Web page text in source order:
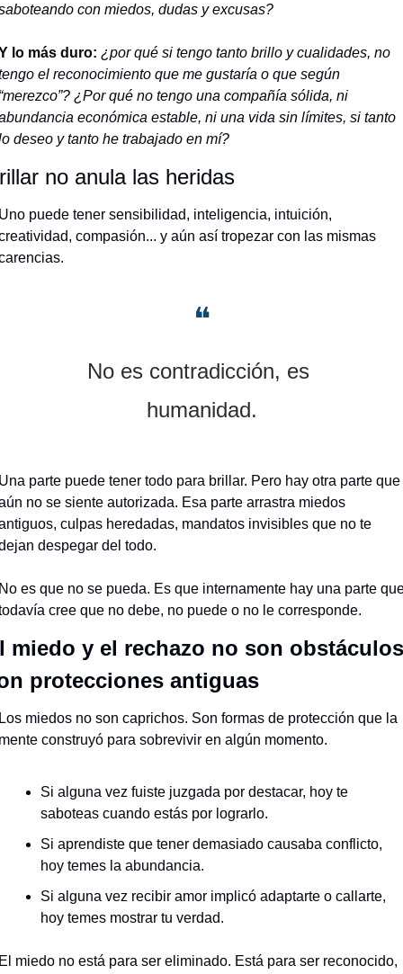
con miedos, dudas y excusas?
lo más duro: ¿por qué si tengo tanto brillo y cualidades, no
el reconocimiento que me gustaría o que según
¿Por qué no tengo una compañía sólida, ni
económica estable, ni una vida sin límites, si tanto
deseo y tanto he trabajado en mí?
no anula las heridas
puede tener sensibilidad, inteligencia, intuición,
compasión... y aún así tropezar con las mismas
❝
No es contradicción, es
humanidad.
parte puede tener todo para brillar. Pero hay otra parte que
no se siente autorizada. Esa parte arrastra miedos
culpas heredadas, mandatos invisibles que no te
despegar del todo.
es que no se pueda. Es que internamente hay una parte
cree que no debe, no puede o no le corresponde.
miedo y el rechazo no son
protecciones antiguas
miedos no son caprichos. Son formas de protección que la
construyó para sobrevivir en algún momento.
Si alguna vez fuiste juzgada por destacar, hoy te
saboteas cuando estás por lograrlo.
Si aprendiste que tener demasiado causaba conflicto,
hoy temes la abundancia.
Si alguna vez recibir amor implicó adaptarte o callarte,
hoy temes mostrar tu verdad.
miedo no está para ser eliminado. Está para ser reconocido,